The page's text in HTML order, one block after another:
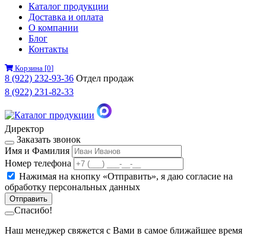
Каталог продукции
Доставка и оплата
О компании
Блог
Контакты
Корзина [0]
8 (922) 232-93-36 Отдел продаж
8 (922) 231-82-33
Директор
Заказать звонок
Имя и Фамилия
Номер телефона
Нажимая на кнопку «Отправить», я даю согласие на
обработку персональных данных
Отправить
Спасибо!
Наш менеджер свяжется с Вами в самое ближайшее время